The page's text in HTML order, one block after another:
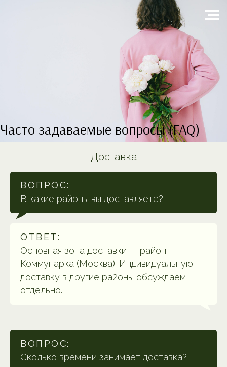
Часто задаваемые вопросы (FAQ)
Доставка
ВОПРОС:
В какие районы вы доставляете?
ОТВЕТ:
Основная зона доставки — район
Коммунарка (Москва). Индивидуальную
доставку в другие районы обсуждаем
отдельно.
ВОПРОС:
Сколько времени занимает доставка?